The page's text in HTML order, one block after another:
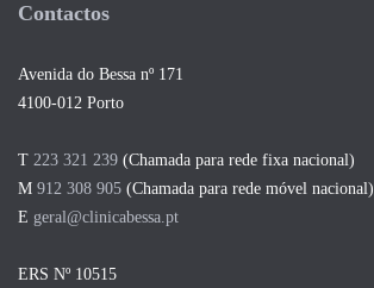
Contactos
Avenida do Bessa nº 171
4100-012 Porto
T 223 321 239 (Chamada para rede fixa nacional)
M 912 308 905 (Chamada para rede móvel nacional)
E geral@clinicabessa.pt
ERS Nº 10515